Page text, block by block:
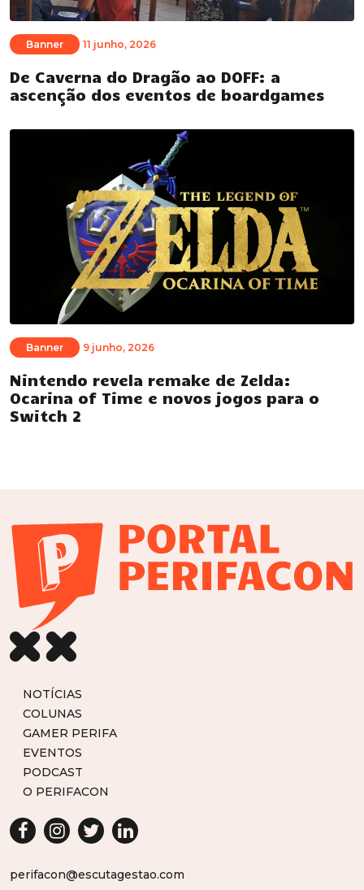
Banner 11 junho, 2026
De Caverna do Dragão ao DOFF: a
ascenção dos eventos de boardgames
Banner 9 junho, 2026
Nintendo revela remake de Zelda:
Ocarina of Time e novos jogos para o
Switch 2
NOTÍCIAS
COLUNAS
GAMER PERIFA
EVENTOS
PODCAST
O PERIFACON
perifacon@escutagestao.com